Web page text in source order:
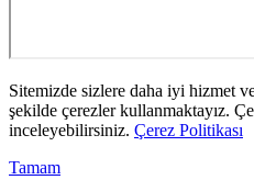
Sitemizde sizlere daha iyi hizmet
şekilde çerezler kullanmaktayız.
inceleyebilirsiniz. Çerez Politikası
Tamam